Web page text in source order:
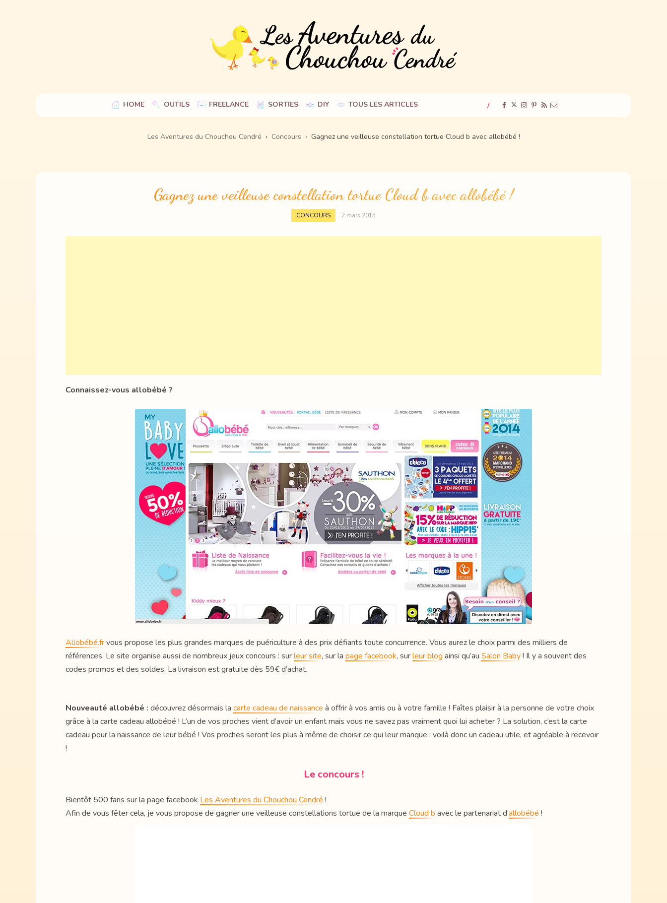
to
HOME OUTILS FREELANCE SORTIES DIY TOUS LES ARTICLES /
Les Aventures du Chouchou Cendré › Concours › Gagnez une veilleuse constellation tortue Cloud b avec allobébé !
Gagnez une veilleuse constellation tortue Cloud b avec allobébé !
CONCOURS 2 mars 2015
Connaissez-vous allobébé ?
Allobébé.frvous propose les plus grandes marques de puériculture à des prix défiants toute concurrence. Vous aurez le choix parmi des milliers de
références. Le site organise aussi de nombreux jeux concours : surleur site, sur la page facebook, surleur blog ainsi qu’au Salon Baby! Il y a souvent des
codes promos et des soldes. La livraison est gratuite dès 59€ d’achat.
Nouveauté allobébé : découvrez désormais la carte cadeau de naissance à offrir à vos amis ou à votre famille ! Faîtes plaisir à la personne de votre choix
grâce à la carte cadeau allobébé ! L’un de vos proches vient d’avoir un enfant mais vous ne savez pas vraiment quoi lui acheter ? La solution, c’est la carte
cadeau pour la naissance de leur bébé ! Vos proches seront les plus à même de choisir ce qui leur manque : voilà donc un cadeau utile, et agréable à recevoir
!
Le concours !
Bientôt 500 fans sur la page facebook Les Aventures du Chouchou Cendré !
Afin de vous fêter cela, je vous propose de gagner une veilleuse constellations tortue de la marque Cloud b avec le partenariat d’allobébé !